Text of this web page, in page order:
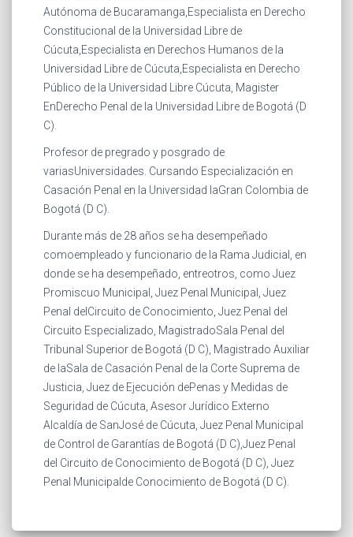
Autónoma de Bucaramanga,Especialista en Derecho
Constitucional de la Universidad Libre de
Cúcuta,Especialista en Derechos Humanos de la
Universidad Libre de Cúcuta,Especialista en Derecho
Público de la Universidad Libre Cúcuta, Magister
EnDerecho Penal de la Universidad Libre de Bogotá (D
C).
Profesor de pregrado y posgrado de
variasUniversidades. Cursando Especialización en
Casación Penal en la Universidad laGran Colombia de
Bogotá (D C).
Durante más de 28 años se ha desempeñado
comoempleado y funcionario de la Rama Judicial, en
donde se ha desempeñado, entreotros, como Juez
Promiscuo Municipal, Juez Penal Municipal, Juez
Penal delCircuito de Conocimiento, Juez Penal del
Circuito Especializado, MagistradoSala Penal del
Tribunal Superior de Bogotá (D C), Magistrado Auxiliar
de laSala de Casación Penal de la Corte Suprema de
Justicia, Juez de Ejecución dePenas y Medidas de
Seguridad de Cúcuta, Asesor Jurídico Externo
Alcaldía de SanJosé de Cúcuta, Juez Penal Municipal
de Control de Garantías de Bogotá (D C),Juez Penal
del Circuito de Conocimiento de Bogotá (D C), Juez
Penal Municipalde Conocimiento de Bogotá (D C).